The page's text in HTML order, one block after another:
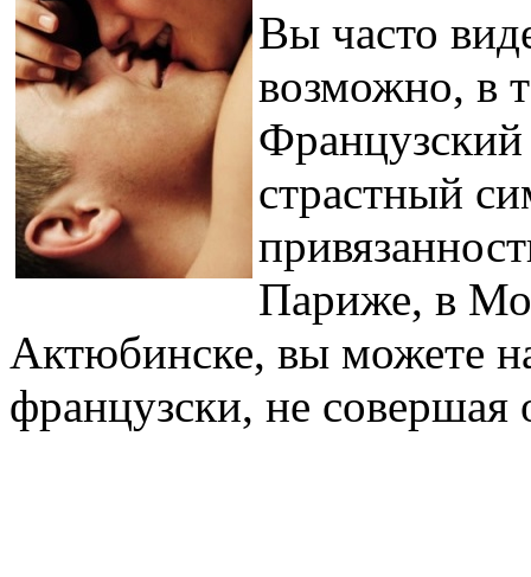
Вы часто
возможно, в
страстный
Париже, в
Актюбинске, вы можете
французски, не